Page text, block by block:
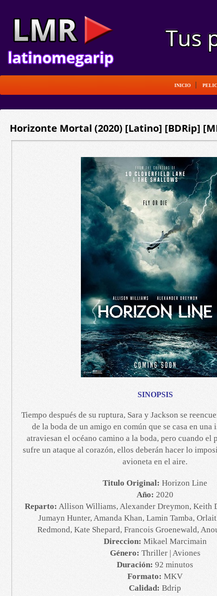
INICIO
Horizonte Mortal (2020) [Latino] [BDRip]
SINOPSIS
Tiempo después de su ruptura, Sara y Jackson se
de la boda de un amigo en común que se casa en una
atraviesan el océano camino a la boda, pero cuando el
sufre un ataque al corazón, ellos deberán hacer lo
avioneta en el aire.
Titulo Original: Horizon Line
Año: 2020
Reparto: Allison Williams, Alexander Dreymon, Keith
Jumayn Hunter, Amanda Khan, Lamin Tamba,
Redmond, Kate Shepard, Francois Groenewald,
Direccion: Mikael Marcimain
Género: Thriller | Aviones
Duración: 92 minutos
Formato: MKV
Calidad: Bdrip